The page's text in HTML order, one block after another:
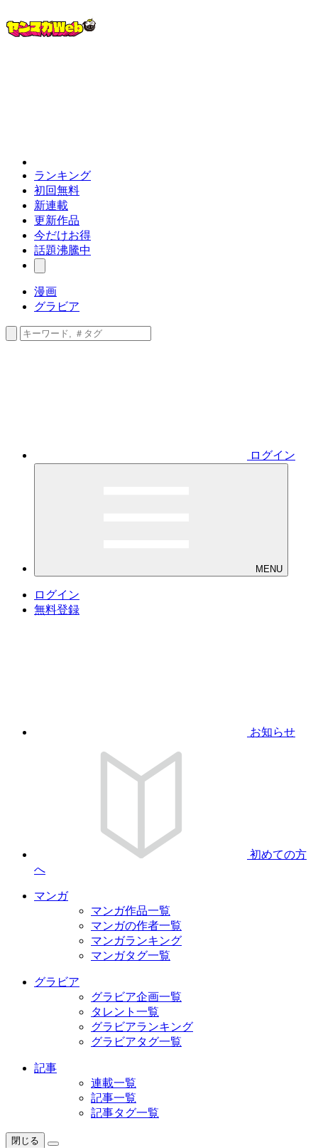
ランキング
初回無料
新連載
更新作品
今だけお得
話題沸騰中
漫画
グラビア
ログイン
MENU
ログイン
無料登録
お知らせ
初めての方
へ
マンガ
マンガ作品一覧
マンガの作者一覧
マンガランキング
マンガタグ一覧
グラビア
グラビア企画一覧
タレント一覧
グラビアランキング
グラビアタグ一覧
記事
連載一覧
記事一覧
記事タグ一覧
閉じる